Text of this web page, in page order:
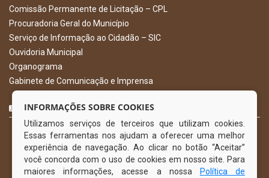
Comissão Permanente de Licitação – CPL
Procuradoria Geral do Município
Serviço de Informação ao Cidadão – SIC
Ouvidoria Municipal
Organograma
Gabinete de Comunicação e Imprensa
CURTA NOSSA FAN PAGE
INFORMAÇÕES SOBRE COOKIES
Utilizamos serviços de terceiros que utilizam cookies.
Essas ferramentas nos ajudam a oferecer uma melhor
experiência de navegação. Ao clicar no botão “Aceitar”
você concorda com o uso de cookies em nosso site. Para
maiores informações, acesse a nossa
Política de